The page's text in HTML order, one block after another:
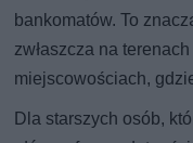
bankomatów. To
zwłaszcza na
miejscowościach,
Dla starszych osób,